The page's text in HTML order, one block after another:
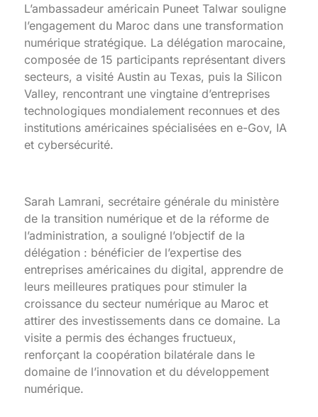
L’ambassadeur américain Puneet Talwar souligne
l’engagement du Maroc dans une transformation
numérique stratégique. La délégation marocaine,
composée de 15 participants représentant divers
secteurs, a visité Austin au Texas, puis la Silicon
Valley, rencontrant une vingtaine d’entreprises
technologiques mondialement reconnues et des
institutions américaines spécialisées en e-Gov, IA
et cybersécurité.
Sarah Lamrani, secrétaire générale du ministère
de la transition numérique et de la réforme de
l’administration, a souligné l’objectif de la
délégation : bénéficier de l’expertise des
entreprises américaines du digital, apprendre de
leurs meilleures pratiques pour stimuler la
croissance du secteur numérique au Maroc et
attirer des investissements dans ce domaine. La
visite a permis des échanges fructueux,
renforçant la coopération bilatérale dans le
domaine de l’innovation et du développement
numérique.